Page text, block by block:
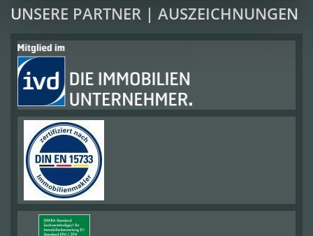
UNSERE PARTNER | AUSZEICHNUNGEN